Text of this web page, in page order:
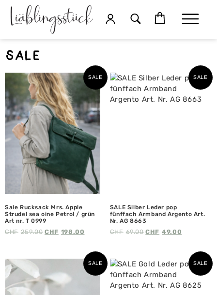
SALE
SALE
Sale Rucksack Mrs. Apple
Strudel sea oine Petrol / grün
Art nr. T 0999
CHF 259.00 CHF 198.00
SALE
SALE Silber Leder pop
fünffach Armband Argento Art.
Nr. AG 8663
CHF 69.00 CHF 49.00
SALE SALE